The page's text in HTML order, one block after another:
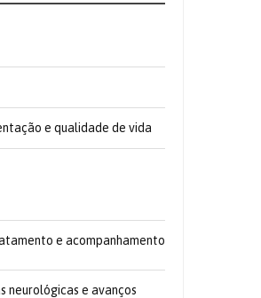
e qualidade de vida
e acompanhamento
neurológicas e avanços